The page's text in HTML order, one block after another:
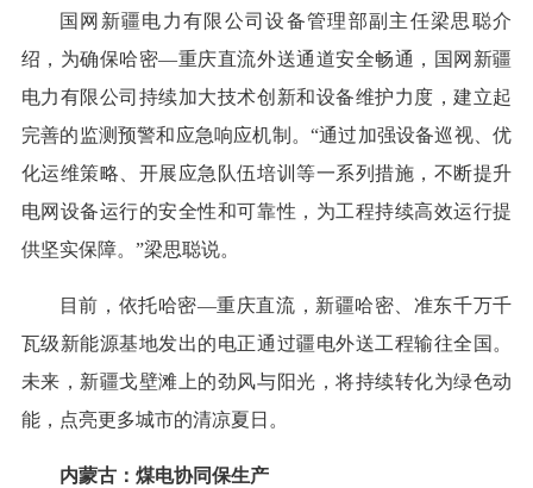
国网新疆电力有限公司设备管理部副主任梁思聪介
绍，为确保哈密—重庆直流外送通道安全畅通，国网新疆
电力有限公司持续加大技术创新和设备维护力度，建立起
完善的监测预警和应急响应机制。“通过加强设备巡视、优
化运维策略、开展应急队伍培训等一系列措施，不断提升
电网设备运行的安全性和可靠性，为工程持续高效运行提
供坚实保障。”梁思聪说。
目前，依托哈密—重庆直流，新疆哈密、准东千万千
瓦级新能源基地发出的电正通过疆电外送工程输往全国。
未来，新疆戈壁滩上的劲风与阳光，将持续转化为绿色动
能，点亮更多城市的清凉夏日。
内蒙古：煤电协同保生产